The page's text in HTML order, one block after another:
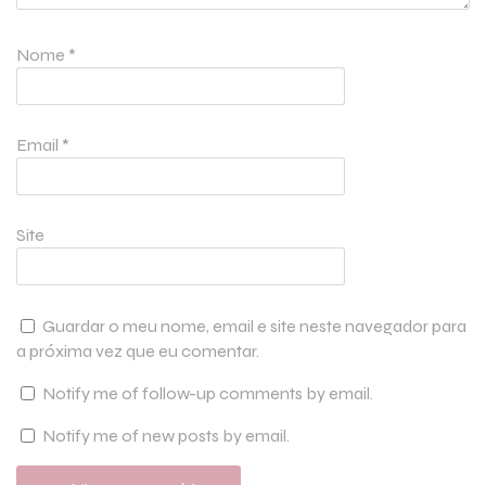
Nome *
Email *
Site
Guardar o meu nome, email e site neste navegador para
a próxima vez que eu comentar.
Notify me of follow-up comments by email.
Notify me of new posts by email.